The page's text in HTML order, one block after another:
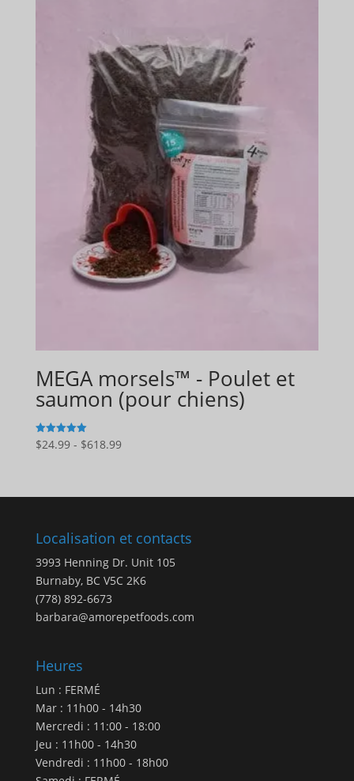
$150.49
MEGA morsels™ - Poulet et
saumon (pour chiens)
5
sur 5
$24.99 - $618.99Gamme
:
à
Localisation et contacts
3993 Henning Dr. Unit 105
Burnaby, BC V5C 2K6
(778) 892-6673
barbara@amorepetfoods.com
Heures
Lun : FERMÉ
Mar : 11h00 - 14h30
Mercredi : 11:00 - 18:00
Jeu : 11h00 - 14h30
Vendredi : 11h00 - 18h00